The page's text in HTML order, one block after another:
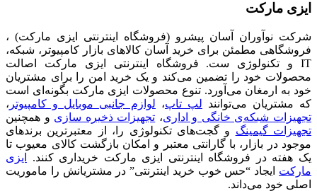
ایزی مارکت
شرکت نوآوران آسان پیشرو (فروشگاه اینترنتی ایزی مارکت) ،
فروشگاهی مطمئن برای خرید آسان کالاهای بازار کامپیوتر، شبکه،
IT و تکنولوژی ست. فروشگاه اینترنتی ایزی مارکت اصالت
محصولات خود را تضمین می‌کند و یک خرید امن را برای مشتریان
خود به ارمغان می‌آورد. تنوع محصولات ایزی مارکت بگونه‌ای است
که مشتریان می‌توانند لپ تاپ، لوازم جانبی موبایل و کامپیوتر ،
تجهیزات شبکه‌ی خانگی و اداری، تجهیزات ذخیره سازی و همچنین
تجهیزات گیمینگ و گجت‌های تکنولوژی را، از معتبرترین برندهای
موجود در بازار، با گارانتی معتبر و امکان بازگشت کالای معیوب تا
یک هفته در فروشگاه اینترنتی ایزی مارکت خریداری کنند.
ایزی
مارکت ایجاد “حس خوب خرید اینترنتی” در مشتریانش را ماموریت
اصلی خود می‌داند.